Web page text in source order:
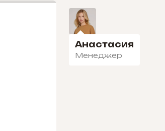
Анастасия
Менеджер